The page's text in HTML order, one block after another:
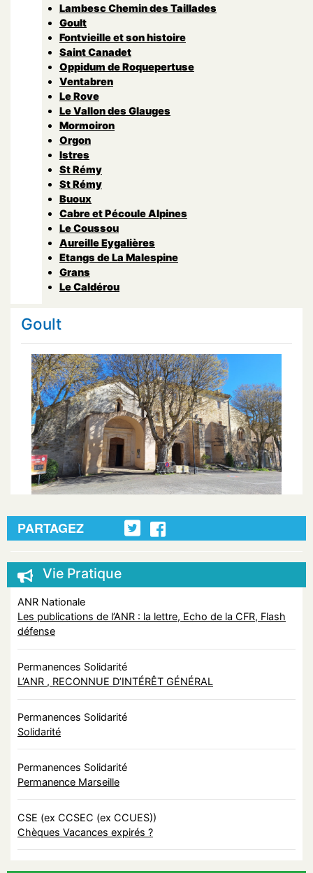
Lambesc Chemin des Taillades
Goult
Fontvieille et son histoire
Saint Canadet
Oppidum de Roquepertuse
Ventabren
Le Rove
Le Vallon des Glauges
Mormoiron
Orgon
Istres
St Rémy
St Rémy
Buoux
Cabre et Pécoule Alpines
Le Coussou
Aureille Eygalières
Etangs de La Malespine
Grans
Le Caldérou
Goult
PARTAGEZ
Vie Pratique
ANR Nationale
Les publications de l’ANR : la lettre, Echo de la CFR, Flash
défense
Permanences Solidarité
L’ANR , RECONNUE D’INTÉRÊT GÉNÉRAL
Permanences Solidarité
Solidarité
Permanences Solidarité
Permanence Marseille
CSE (ex CCSEC (ex CCUES))
Chèques Vacances expirés ?